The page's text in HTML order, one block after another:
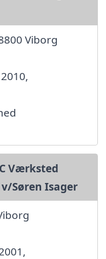
Viborg
Værksted
Søren Isager